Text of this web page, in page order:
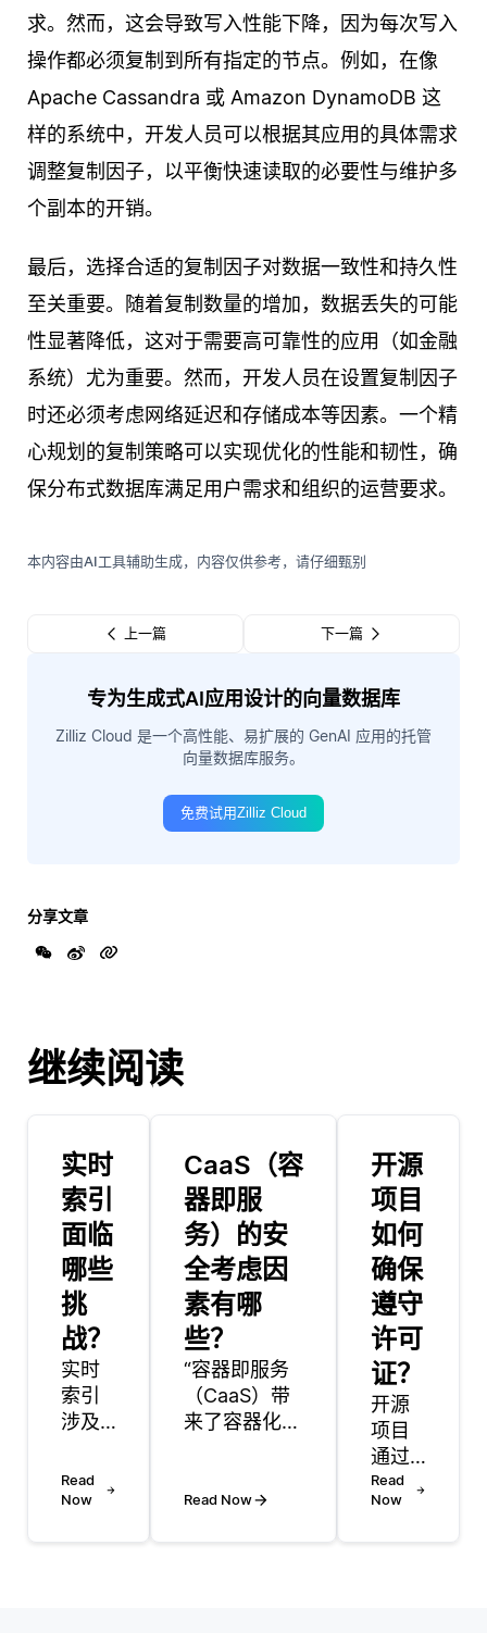
求。然而，这会导致写入性能下降，因为每次写入
操作都必须复制到所有指定的节点。例如，在像
Apache Cassandra 或 Amazon DynamoDB 这
样的系统中，开发人员可以根据其应用的具体需求
调整复制因子，以平衡快速读取的必要性与维护多
个副本的开销。
最后，选择合适的复制因子对数据一致性和持久性
至关重要。随着复制数量的增加，数据丢失的可能
性显著降低，这对于需要高可靠性的应用（如金融
系统）尤为重要。然而，开发人员在设置复制因子
时还必须考虑网络延迟和存储成本等因素。一个精
心规划的复制策略可以实现优化的性能和韧性，确
保分布式数据库满足用户需求和组织的运营要求。
本内容由AI工具辅助生成，内容仅供参考，请仔细甄别
上一篇 下一篇
专为生成式AI应用设计的向量数据库
Zilliz Cloud 是一个高性能、易扩展的 GenAI 应用的托管
向量数据库服务。
免费试用Zilliz Cloud
分享文章
继续阅读
实时
索引
面临
哪些
挑
战？
实时
索引
涉及
数据
到达
Read
Now
CaaS（容
器即服
务）的安
全考虑因
素有哪
些？
“容器即服务
（CaaS）带
来了容器化应
但也引入了若
Read Now
开源
项目
如何
确保
遵守
许可
证？
开源
项目
通过
清晰
的沟
Read
Now